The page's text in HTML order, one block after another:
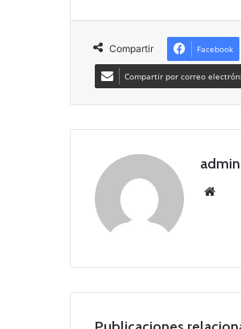
Compartir Facebook
Compartir por correo
admin